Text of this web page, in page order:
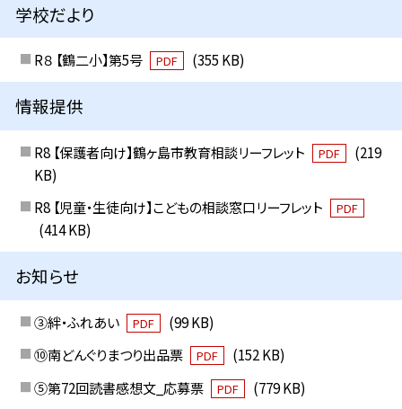
学校だより
R８ 【鶴二小】第5号 PDF (355 KB)
情報提供
R8 【保護者向け】鶴ヶ島市教育相談リーフレット PDF
(219
KB)
R8 【児童・生徒向け】こどもの相談窓口リーフレット
PDF
(414 KB)
お知らせ
③絆・ふれあい PDF
(99 KB)
⑩南どんぐりまつり出品票
PDF
(152 KB)
⑤第72回読書感想文_応募票
PDF
(779 KB)